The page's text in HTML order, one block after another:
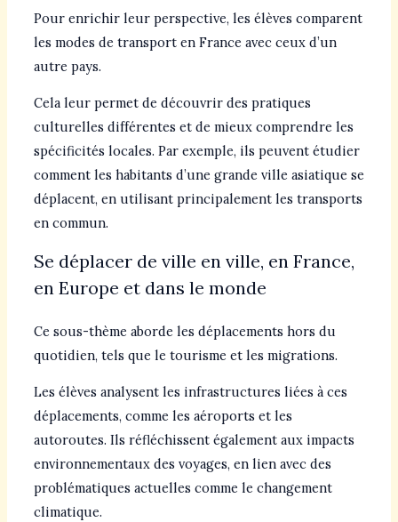
Pour enrichir leur perspective, les élèves comparent
les modes de transport en France avec ceux d’un
autre pays.
Cela leur permet de découvrir des pratiques
culturelles différentes et de mieux comprendre les
spécificités locales. Par exemple, ils peuvent étudier
comment les habitants d’une grande ville asiatique se
déplacent, en utilisant principalement les transports
en commun.
Se déplacer de ville en ville, en France,
en Europe et dans le monde
Ce sous-thème aborde les déplacements hors du
quotidien, tels que le tourisme et les migrations.
Les élèves analysent les infrastructures liées à ces
déplacements, comme les aéroports et les
autoroutes. Ils réfléchissent également aux impacts
environnementaux des voyages, en lien avec des
problématiques actuelles comme le changement
climatique.